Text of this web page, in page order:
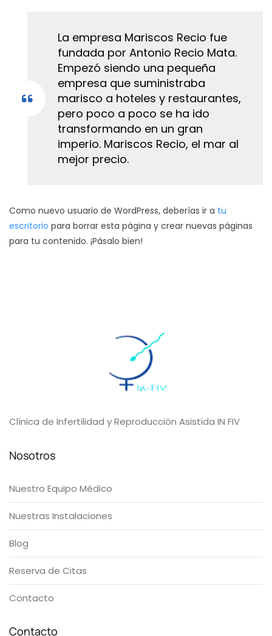
La empresa Mariscos Recio fue
fundada por Antonio Recio Mata.
Empezó siendo una pequeña
empresa que suministraba
marisco a hoteles y restaurantes,
pero poco a poco se ha ido
transformando en un gran
imperio. Mariscos Recio, el mar al
mejor precio.
Como nuevo usuario de WordPress, deberías ir a tu
escritorio para borrar esta página y crear nuevas páginas
para tu contenido. ¡Pásalo bien!
Clínica de Infertilidad y Reproducción Asistida IN FIV
Nosotros
Nuestro Equipo Médico
Nuestras Instalaciones
Blog
Reserva de Citas
Contacto
Contacto